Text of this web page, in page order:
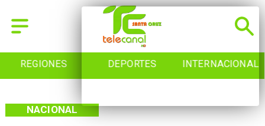
REGIONES DEPORTES INTERNACIONAL
NACIONAL